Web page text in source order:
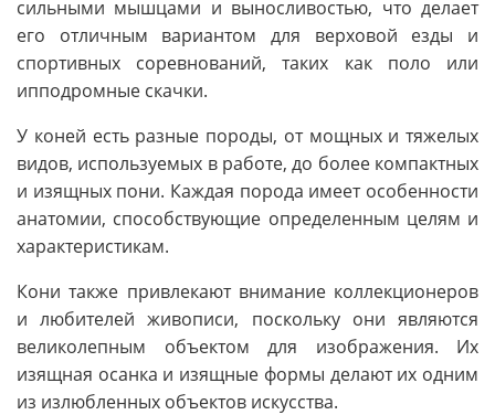
сильными мышцами и выносливостью, что делает
его отличным вариантом для верховой езды и
спортивных соревнований, таких как поло или
ипподромные скачки.
У коней есть разные породы, от мощных и тяжелых
видов, используемых в работе, до более компактных
и изящных пони. Каждая порода имеет особенности
анатомии, способствующие определенным целям и
характеристикам.
Кони также привлекают внимание коллекционеров
и любителей живописи, поскольку они являются
великолепным объектом для изображения. Их
изящная осанка и изящные формы делают их одним
из излюбленных объектов искусства.